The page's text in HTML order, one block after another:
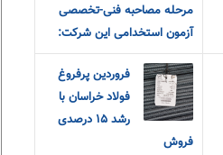
مرحله مصاحبه فنی-تخصصی
آزمون استخدامی این شرکت:
فروردین پرفروغ
فولاد خراسان با
رشد ۱۵ درصدی
فروش